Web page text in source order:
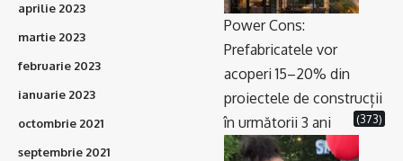
aprilie 2023
martie 2023
februarie 2023
ianuarie 2023
octombrie 2021
septembrie 2021
Power Cons:
Prefabricatele vor
acoperi 15–20% din
proiectele de construcții
în următorii 3 ani
(373)